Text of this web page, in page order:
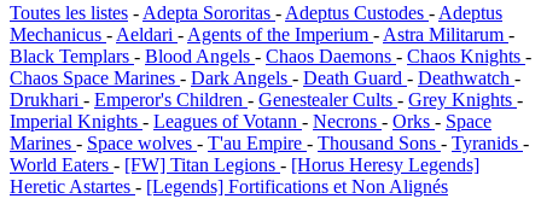
Toutes les listes -Adepta Sororitas -Adeptus Custodes -Adeptus
Mechanicus -Aeldari -Agents of the Imperium -Astra Militarum -
Black Templars - Blood Angels - Chaos Daemons - Chaos Knights -
Chaos Space Marines - Dark Angels - Death Guard - Deathwatch -
Drukhari - Emperor's Children - Genestealer Cults - Grey Knights -
Imperial Knights - Leagues of Votann - Necrons - Orks - Space
Marines - Space wolves - T'au Empire - Thousand Sons - Tyranids -
World Eaters - [FW] Titan Legions - [Horus Heresy Legends]
Heretic Astartes - [Legends] Fortifications et Non Alignés